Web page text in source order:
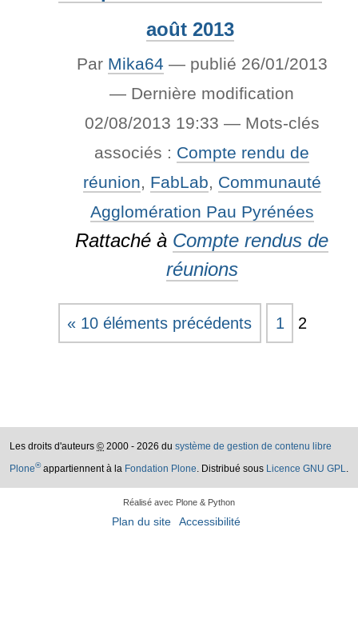
août 2013
Par Mika64 — publié 26/01/2013
— Dernière modification
02/08/2013 19:33 — Mots-clés
associés : Compte rendu de
réunion, FabLab, Communauté
Agglomération Pau Pyrénées
Rattaché à Compte rendus de
réunions
« 10 éléments précédents 1 2
Les droits d'auteurs © 2000 - 2026 du système de gestion de contenu libre
Plone®appartiennent à la Fondation Plone. Distribué sous Licence GNU GPL.
Réalisé avec Plone & Python
Plan du site Accessibilité